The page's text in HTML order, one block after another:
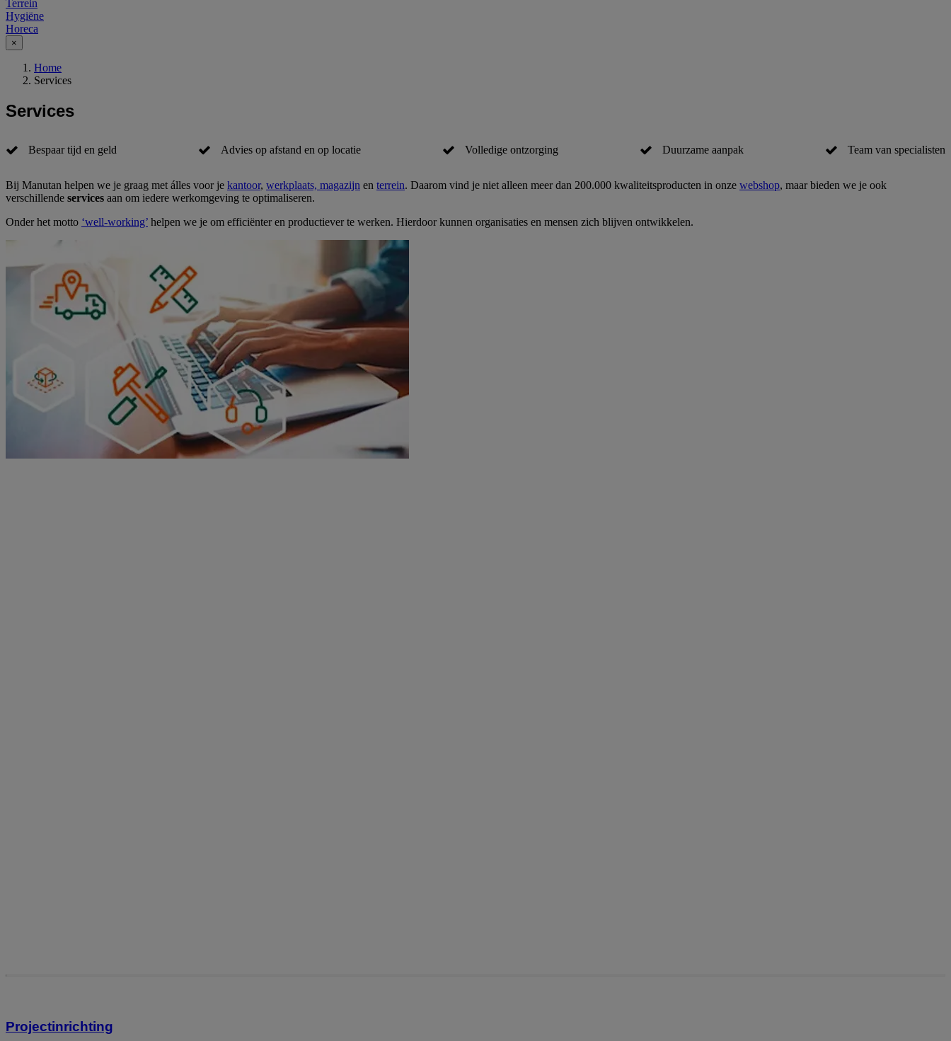
Terrein
Hygiëne
Horeca
×
Home
Services
Services
Bespaar tijd en geld Advies op afstand en op locatie Volledige ontzorging Duurzame aanpak Team van specialisten
Bij Manutan helpen we je graag met álles voor je kantoor, werkplaats, magazijn en terrein. Daarom vind je niet alleen meer dan 200.000 kwaliteitsproducten in onze webshop, maar bieden we je ook
verschillende services aan om iedere werkomgeving te optimaliseren.
Onder het motto ‘well-working’ helpen we je om efficiënter en productiever te werken. Hierdoor kunnen organisaties en mensen zich blijven ontwikkelen.
Projectinrichting